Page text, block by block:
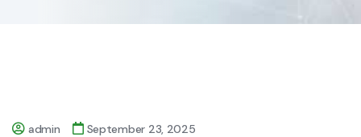
admin September 23, 2025